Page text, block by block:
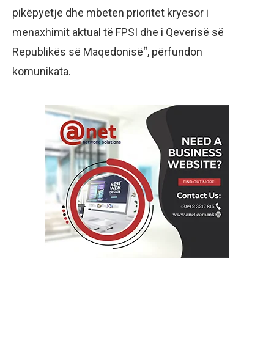
pikëpyetje dhe mbeten prioritet kryesor i
menaxhimit aktual të FPSI dhe i Qeverisë së
Republikës së Maqedonisë“, përfundon
komunikata.